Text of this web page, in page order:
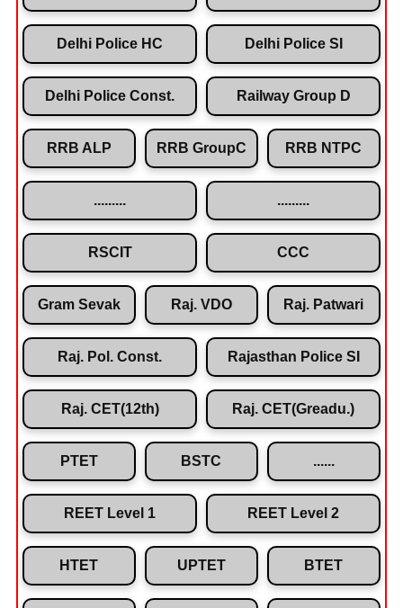
Delhi Police HC Delhi Police SI
Delhi Police Const. Railway Group D
RRB ALP RRB GroupC RRB NTPC
RSCIT CCC
Gram Sevak Raj. VDO Raj. Patwari
Raj. Pol. Const. Rajasthan Police SI
Raj. CET(12th) Raj. CET(Greadu.)
PTET BSTC
REET Level 1 REET Level 2
HTET UPTET BTET